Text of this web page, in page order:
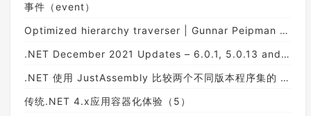
事件（event）
Optimized hierarchy traverser | Gunnar Peipman - Programming Blog
.NET December 2021 Updates – 6.0.1, 5.0.13 and 3.1.22
.NET 使用 JustAssembly 比较两个不同版本程序集的 API 变化
传统.NET 4.x应用容器化体验（5）